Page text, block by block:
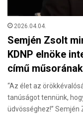
2026.04.04.
Semjén Zsolt
KDNP elnöke
című
“Az élet az
tanúságot tennünk,
üdvösséghez!” Semjén